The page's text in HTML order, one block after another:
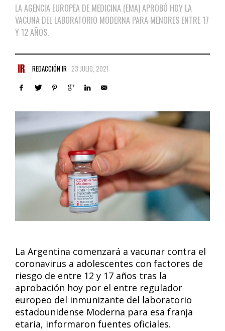
LA AGENCIA EUROPEA DE MEDICINA (EMA) APROBÓ HOY LA
VACUNA DEL LABORATORIO MODERNA PARA MENORES ENTRE 17
Y 12 AÑOS.
REDACCIÓN IR 23 JULIO, 2021
La Argentina comenzará a vacunar contra el
coronavirus a adolescentes con factores de
riesgo de entre 12 y 17 años tras la
aprobación hoy por el entre regulador
europeo del inmunizante del laboratorio
estadounidense Moderna para esa franja
etaria, informaron fuentes oficiales.